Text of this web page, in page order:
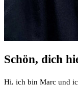
Schön, dich
Hi, ich bin Marc und